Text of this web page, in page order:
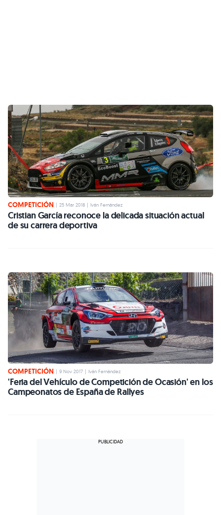
COMPETICIÓN | 25 Mar 2018 | Iván Fernández
Cristian García reconoce la delicada situación actual
de su carrera deportiva
COMPETICIÓN | 9 Nov 2017 | Iván Fernández
'Feria del Vehículo de Competición de Ocasión' en los
Campeonatos de España de Rallyes